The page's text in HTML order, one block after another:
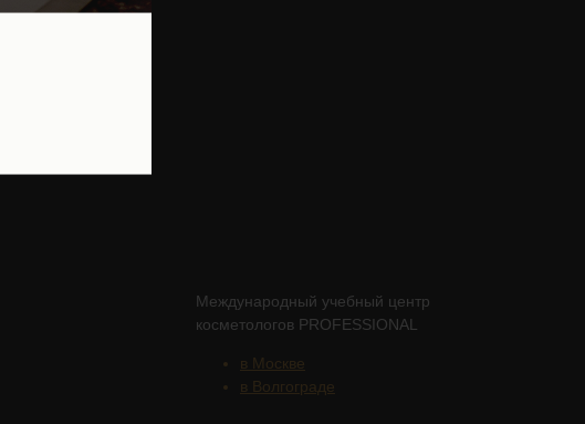
Международный учебный центр
косметологов PROFESSIONAL
в Москве
в Волгограде